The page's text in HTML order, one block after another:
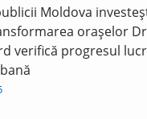
Moldova
orașelor
verifică progresul